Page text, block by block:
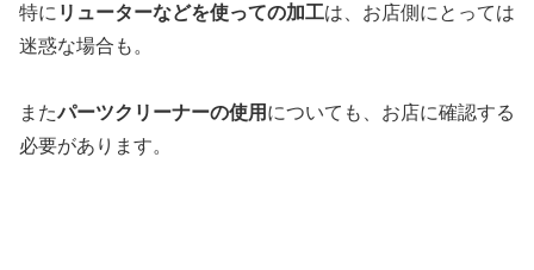
特に リューターなどを使っての加工は、お店側にとっては
迷惑な場合も。
またパーツクリーナーの使用 についても、お店に確認する
必要があります。